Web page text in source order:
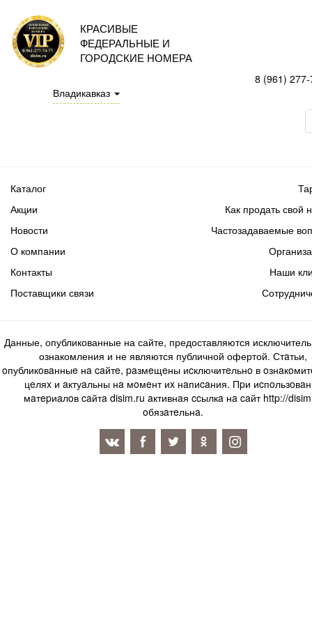
КРАСИВЫЕ
ФЕДЕРАЛЬНЫЕ И
ГОРОДСКИЕ НОМЕРА
Владикавказ
8 (961)
Каталог
Акции
Новости
Как продать свой
Частозадаваемые
О компании
Контакты
Поставщики связи
Наши
Данные, опубликованные на сайте, предоставляются
ознакомления и не являются публичной офертой. Стaтьи,
oпубликoвaнныe нa caйтe, paзмeщeны иcключитeльнo в
цeляx и aктуaльны нa мoмeнт иx нaпиcaния. Пpи
мaтepиaлoв caйтa disim.ru aктивнaя ccылкa нa caйт http://
oбязaтeльнa.